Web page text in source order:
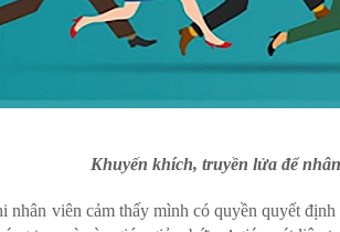
Khuyến khích, truyền lửa để
viên cảm thấy mình có quyền quyết